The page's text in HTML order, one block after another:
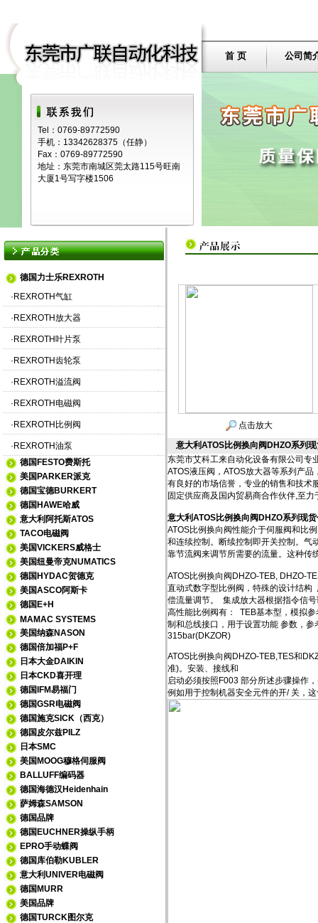
Tel：0769-89772590
手机：13342628375（任静）
Fax：0769-89772590
地址：东莞市南城区莞太路115号旺南
大厦1号写字楼1506
首 页 公司简
德国力士乐REXROTH
· REXROTH气缸
· REXROTH放大器
· REXROTH叶片泵
· REXROTH齿轮泵
· REXROTH溢流阀
· REXROTH电磁阀
· REXROTH比例阀
· REXROTH油泵
德国FESTO费斯托
美国PARKER派克
德国宝德BURKERT
德国HAWE哈威
意大利阿托斯ATOS
TACO电磁阀
美国VICKERS威格士
美国纽曼帝克NUMATICS
德国HYDAC贺德克
美国ASCO阿斯卡
德国E+H
MAMAC SYSTEMS
美国纳森NASON
德国倍加福P+F
日本大金DAIKIN
日本CKD喜开理
德国IFM易福门
德国GSR电磁阀
德国施克SICK（西克）
德国皮尔兹PILZ
日本SMC
美国MOOG穆格伺服阀
BALLUFF编码器
德国海德汉Heidenhain
萨姆森SAMSON
德国品牌
德国EUCHNER操纵手柄
EPRO手动蝶阀
德国库伯勒KUBLER
意大利UNIVER电磁阀
德国MURR
美国品牌
德国TURCK图尔克
点击放大
意大利ATOS比例换向阀DHZO系列
东莞市艾科工来自动化设备有限公司专
ATOS液压阀，ATOS放大器等系列产
有良好的市场信誉，专业的销售和技术
固定供应商及国内贸易商合作伙伴,至
意大利ATOS比例换向阀DHZO系列现
ATOS比例换向阀性能介于伺服阀和比
和连续控制。断续控制即开关控制。气
靠节流阀来调节所需要的流量。这种传
ATOS比例换向阀DHZO-TEB, DHZO-
直动式数字型比例阀，特殊的设计结
偿流量调节。 集成放大器根据指令信
高性能比例阀有： TEB基本型，模拟
制和总线接口，用于设置功能 参数，
315bar(DKZOR)
ATOS比例换向阀DHZO-TEB,TES和
准)。安装、接线和
启动必须按照F003 部分所述步骤操作
例如用于控制机器安全元件的开/ 关，